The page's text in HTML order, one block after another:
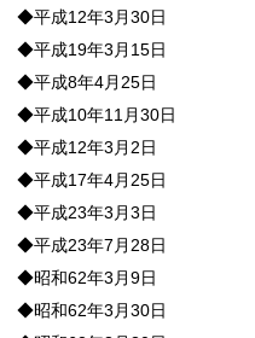
◆平成12年3月30日
◆平成19年3月15日
◆平成8年4月25日
◆平成10年11月30日
◆平成12年3月2日
◆平成17年4月25日
◆平成23年3月3日
◆平成23年7月28日
◆昭和62年3月9日
◆昭和62年3月30日